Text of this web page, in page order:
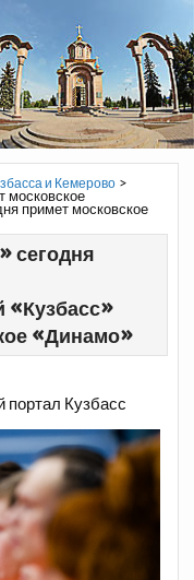
и Кемерово>
московское
примет московское
сегодня
«Динамо»
Кузбасс